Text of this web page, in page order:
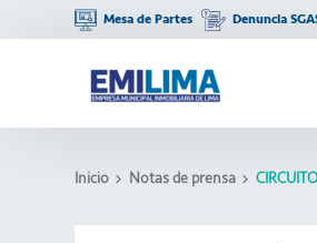
Mesa de Partes Denuncia
Inicio Notas de prensa